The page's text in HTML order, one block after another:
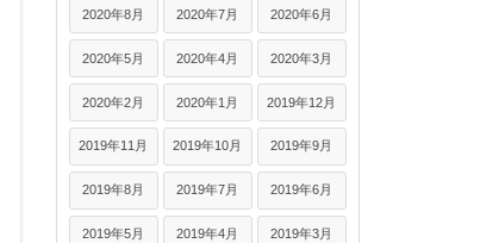
2020年8月 2020年7月 2020年6月
2020年5月 2020年4月 2020年3月
2020年2月 2020年1月 2019年12月
2019年11月 2019年10月 2019年9月
2019年8月 2019年7月 2019年6月
2019年5月 2019年4月 2019年3月